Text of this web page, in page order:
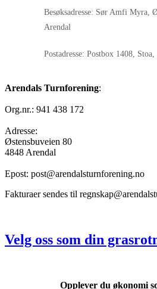
Besøksadresse: Sør Amfi Myra,
Arendal
Postadresse: Postbox 1408,
Arendals Turnforening:
Org.nr.: 941 438 172
Adresse:
Østensbuveien 80
4848 Arendal
Epost: post@arendalsturnforening.no
Fakturaer sendes til
Velg oss som din
Opplever du økonomi